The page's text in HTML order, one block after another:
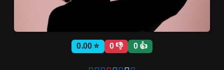
اشتراک‌ها
👍 0
👎 0
⭐ 0.00